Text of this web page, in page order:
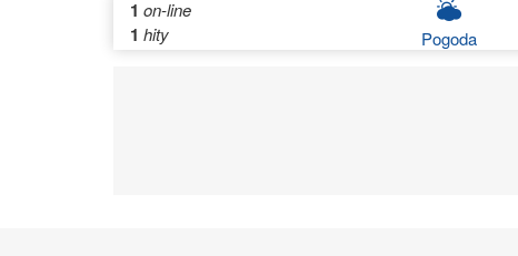
1 on-line
1 hity Pogoda